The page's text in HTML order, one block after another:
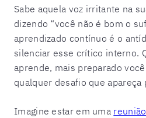
Sabe aquela voz irritante na
dizendo “você não é bom o
aprendizado contínuo é o
silenciar esse crítico interno.
aprende, mais preparado
qualquer desafio que apareça
Imagine estar em uma reunião